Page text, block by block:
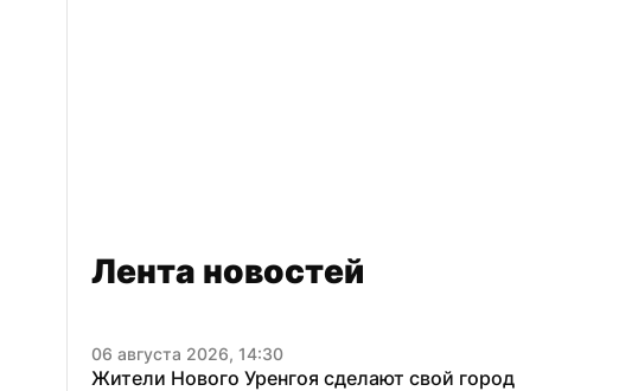
Лента новостей
06 августа 2026, 14:30
Жители Нового Уренгоя сделают свой город